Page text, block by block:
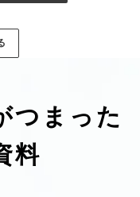
つまった
料